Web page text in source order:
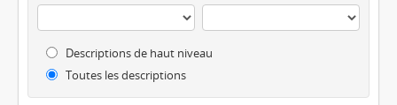
Descriptions de haut niveau
Toutes les descriptions